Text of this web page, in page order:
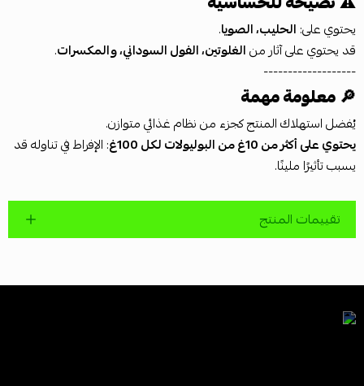
يحتوي على: الحليب، الصويا.
قد يحتوي على آثار منالغلوتين، الفول السوداني، والمكسرات.
-------------------
🔎معلومة مهمة
يُفضل استهلاك المنتج كجزء من نظام غذائي متوازن.
يحتوي على أكثر من 10غ من البوليولات لكل 100غ
: الإفراط في تناوله قد
يسبب تأثيرًا ملينًا.
تقييمات المنتج